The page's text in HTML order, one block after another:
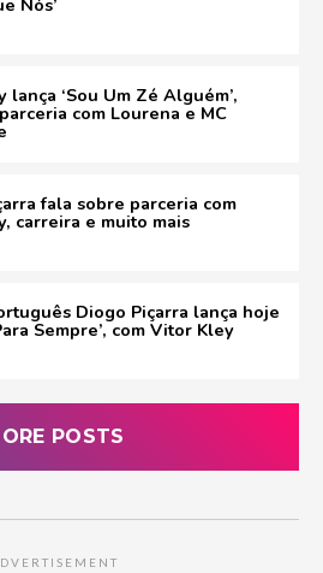
Nós’
‘Sou Um Zé Alguém’,
com Lourena e MC
fala sobre parceria com
carreira e muito mais
Diogo Piçarra lança hoje
Sempre’, com Vitor Kley
POSTS